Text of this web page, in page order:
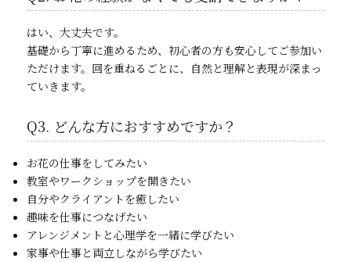
はい、大丈夫です。
基礎から丁寧に進めるため、初心者の方も安心してご参加い
ただけます。回を重ねるごとに、自然と理解と表現が深まっ
ていきます。
Q3. どんな方におすすめですか？
お花の仕事をしてみたい
教室やワークショップを開きたい
自分やクライアントを癒したい
趣味を仕事につなげたい
アレンジメントと心理学を一緒に学びたい
家事や仕事と両立しながら学びたい